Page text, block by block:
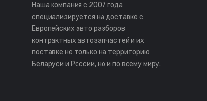
Наша компания с 2007 года
специализируется на доставке с
Европейских авто разборов
контрактных автозапчастей и их
поставке не только на территорию
Беларуси и России, но и по всему миру.